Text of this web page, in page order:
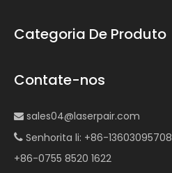
Categoria De Produto
Contate-nos
 sales04@laserpair.com
 Senhorita li: +86-13603095708
+86-0755 8520 1622